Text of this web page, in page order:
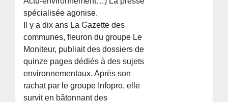
spécialisée agonise.
Il y a dix ans La Gazette des
communes, fleuron du groupe Le
Moniteur, publiait des dossiers de
quinze pages dédiés à des sujets
environnementaux. Après son
rachat par le groupe Infopro, elle
survit en bâtonnant des